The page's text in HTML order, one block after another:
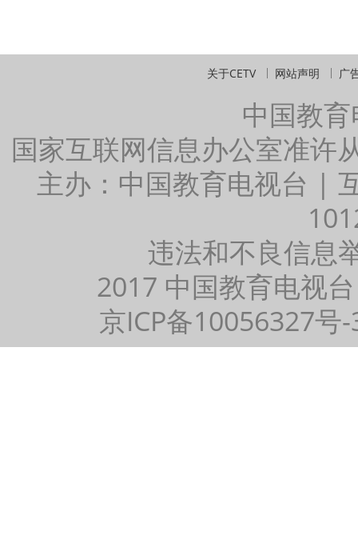
关于CETV 网站声明 广
中国教
国家互联网信息办公室准许
主办：中国教育电视台 |
违法和不良信息
2017 中国教育电视
京ICP备10056327号